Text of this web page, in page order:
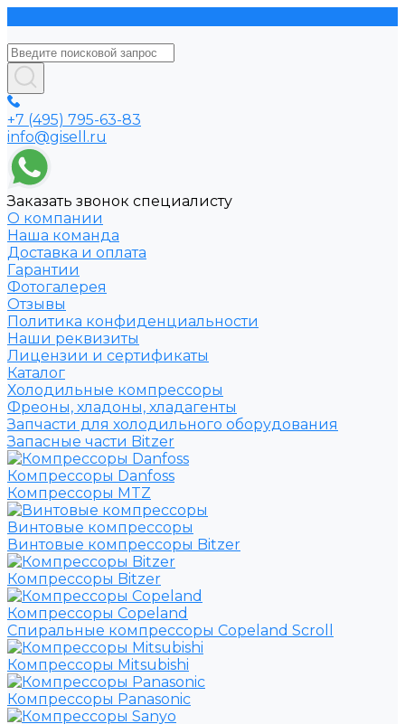
+7 (495) 795-63-83
info@gisell.ru
Заказать звонок специалисту
О компании
Наша команда
Доставка и оплата
Гарантии
Фотогалерея
Отзывы
Политика конфиденциальности
Наши реквизиты
Лицензии и сертификаты
Каталог
Холодильные компрессоры
Фреоны, хладоны, хладагенты
Запчасти для холодильного оборудования
Запасные части Bitzer
Компрессоры Danfoss
Компрессоры MTZ
Винтовые компрессоры
Винтовые компрессоры Bitzer
Компрессоры Bitzer
Компрессоры Copeland
Спиральные компрессоры Copeland Scroll
Компрессоры Mitsubishi
Компрессоры Panasonic